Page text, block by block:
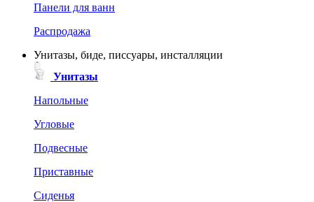
Панели для ванн
Распродажа
Унитазы, биде, писсуары, инсталляции
Унитазы
Напольные
Угловые
Подвесные
Приставные
Сиденья